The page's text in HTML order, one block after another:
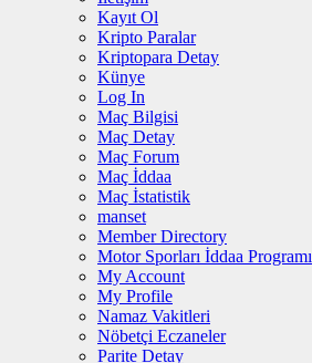
Kayıt Ol
Kripto Paralar
Kriptopara Detay
Künye
Log In
Maç Bilgisi
Maç Detay
Maç Forum
Maç İddaa
Maç İstatistik
manset
Member Directory
Motor Sporları İddaa Programı
My Account
My Profile
Namaz Vakitleri
Nöbetçi Eczaneler
Parite Detay